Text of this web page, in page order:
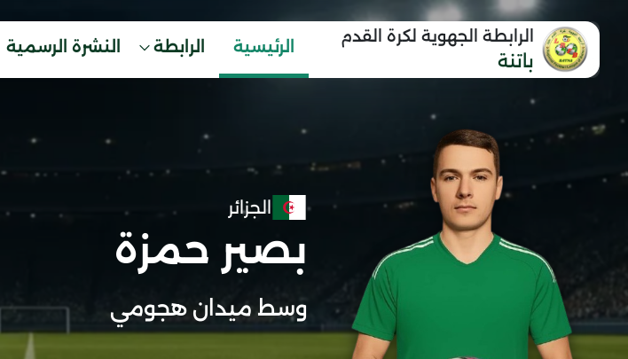
الرابطة الجهوية لكرة القدم
باتنة
الرئيسية الرابطة النشرة الرسمية
الجزائر
بصير حمزة
وسط ميدان هجومي